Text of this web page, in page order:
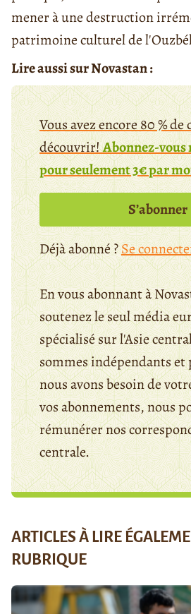
mener à une destruction
patrimoine culturel de
Lire aussi sur Novastan :
Vous avez encore 80 % de
découvrir!Abonnez-
pour seulement 3€ par
S’abonner
Déjà abonné ?Se
En vous abonnant à
soutenez le seul média
spécialisé sur l'Asie
sommes indépendants et
nous avons besoin de
vos abonnements, nous
rémunérer nos
centrale.
ARTICLES À LIRE
RUBRIQUE